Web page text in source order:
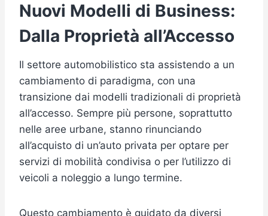
Nuovi Modelli di Business:
Dalla Proprietà all’Accesso
Il settore automobilistico sta assistendo a un
cambiamento di paradigma, con una
transizione dai modelli tradizionali di proprietà
all’accesso. Sempre più persone, soprattutto
nelle aree urbane, stanno rinunciando
all’acquisto di un’auto privata per optare per
servizi di mobilità condivisa o per l’utilizzo di
veicoli a noleggio a lungo termine.
Questo cambiamento è guidato da diversi